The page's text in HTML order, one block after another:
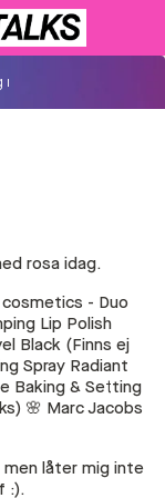
du
mötesdag som jag
rosa idag.
- Duo
Lip Polish
Black (Finns ej
Spray Radiant
Baking & Setting
🌸 Marc Jacobs
men låter mig inte
:).